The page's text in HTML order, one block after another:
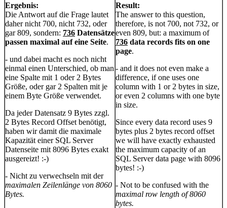
Ergebnis:
Die Antwort auf die Frage lautet
daher nicht 700, nicht 732, oder
gar 809, sondern: 736 Datensätze
passen maximal auf eine Seite.
- und dabei macht es noch nicht
einmal einen Unterschied, ob man
eine Spalte mit 1 oder 2 Bytes
Größe, oder gar 2 Spalten mit je
einem Byte Größe verwendet.
Da jeder Datensatz 9 Bytes zzgl.
2 Bytes Record Offset benötigt,
haben wir damit die maximale
Kapazität einer SQL Server
Datenseite mit 8096 Bytes exakt
ausgereizt! :-)
- Nicht zu verwechseln mit der
maximalen Zeilenlänge von 8060
Bytes.
Result:
The answer to this question,
therefore, is not 700, not 732, or
even 809, but: a maximum of
736 data records fits on one
page.
- and it does not even make a
difference, if one uses one
column with 1 or 2 bytes in size,
or even 2 columns with one byte
in size.
Since every data record uses 9
bytes plus 2 bytes record offset
we will have exactly exhausted
the maximum capacity of an
SQL Server data page with 8096
bytes! :-)
- Not to be confused with the
maximal row length of 8060
bytes.